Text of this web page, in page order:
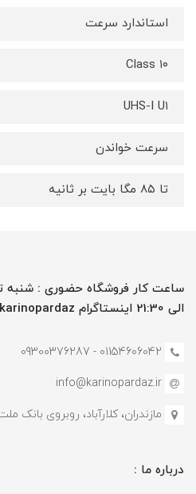
استاندارد سرعت
Class ۱۰
UHS-I U۱
سرعت خواندن
تا ۸۵ مگا بایت بر ثانیه
الی 21:30 اینستاگرام karinopardaz@
01154606042 - 09300376287
info@karinopardaz.ir
مازندران، کلارآباد، روبروی
درباره ما :